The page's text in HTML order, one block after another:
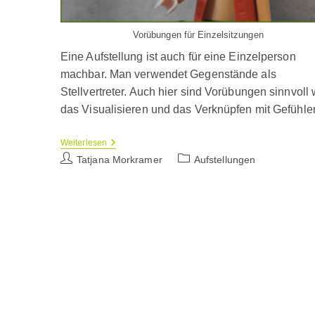
Vorübungen für Einzelsitzungen
Eine Aufstellung ist auch für eine Einzelperson
machbar. Man verwendet Gegenstände als
Stellvertreter. Auch hier sind Vorübungen sinnvoll
das Visualisieren und das Verknüpfen mit
Weiterlesen Vorübungen
Zur
Familienaufstellung
Beitrags-
Tatjana Morkramer
Beitrags-
Aufstellungen